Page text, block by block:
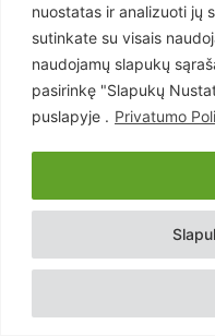
nuostatas ir analizuoti jų
sutinkate su visais
naudojamų slapukų
pasirinkę "Slapukų
puslapyje . Privatumo
įgyvendina Lietuvos
įgaliota institucija
šiuo bei kitais
2. Lietuvos Respublika
tarptautinėmis
tautinėms mažumoms
24 straipsnis. Įstatymo
1. Šis įstatymas,